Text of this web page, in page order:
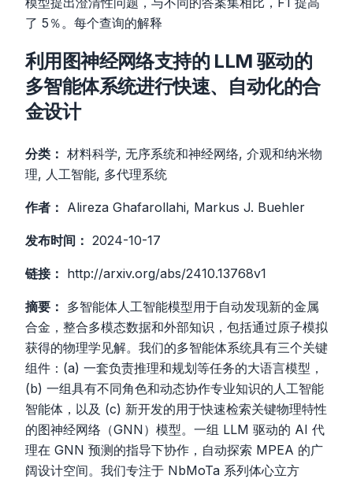
了 5％。每个查询的解释
利用图神经网络支持的 LLM 驱动的
多智能体系统进行快速、自动化的合
金设计
分类： 材料科学, 无序系统和神经网络, 介观和纳米物
理, 人工智能, 多代理系统
作者： Alireza Ghafarollahi, Markus J. Buehler
发布时间： 2024-10-17
链接： http://arxiv.org/abs/2410.13768v1
摘要： 多智能体人工智能模型用于自动发现新的金属
合金，整合多模态数据和外部知识，包括通过原子模拟
获得的物理学见解。我们的多智能体系统具有三个关键
组件：(a) 一套负责推理和规划等任务的大语言模型，
(b) 一组具有不同角色和动态协作专业知识的人工智能
智能体，以及 (c) 新开发的用于快速检索关键物理特性
的图神经网络（GNN）模型。一组 LLM 驱动的 AI 代
理在 GNN 预测的指导下协作，自动探索 MPEA 的广
阔设计空间。我们专注于 NbMoTa 系列体心立方